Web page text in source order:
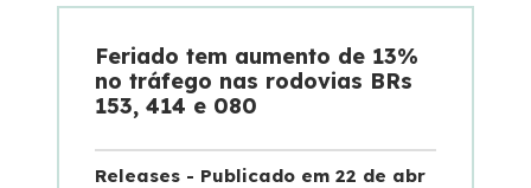
Feriado tem aumento de 13%
no tráfego nas rodovias BRs
153, 414 e 080
Releases - Publicado em 22 de abr